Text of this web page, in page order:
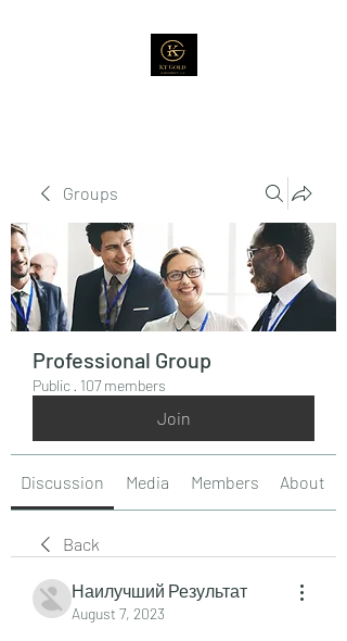
Groups
Professional Group
Public · 107 members
Join
Discussion Media Members About
Back
Наилучший Результат
August 7, 2023